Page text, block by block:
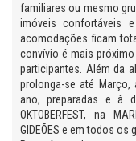
familiares ou mesmo
imóveis confortáveis
acomodações ficam
convívio é mais
participantes. Além da
prolonga-se até Março,
ano, preparadas e à
OKTOBERFEST, na
GIDEÕES e em todos os